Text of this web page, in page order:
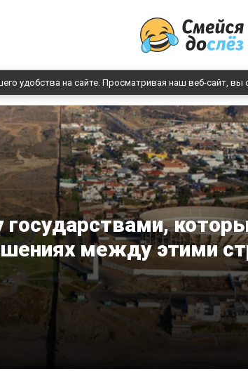
удобства на сайте. Просматривая наш веб-сайт,
между этими